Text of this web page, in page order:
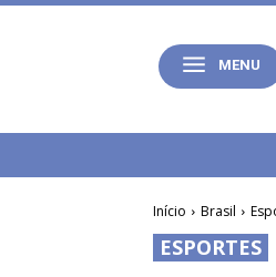
MENU
Início Brasil
ESPORTES